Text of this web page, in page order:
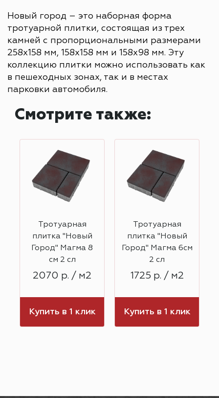
Новый город – это наборная форма
тротуарной плитки, состоящая из трех
камней с пропорциональными размерами
258х158 мм, 158х158 мм и 158х98 мм. Эту
коллекцию плитки можно использовать как
в пешеходных зонах, так и в местах
парковки автомобиля.
Смотрите также:
Тротуарная
плитка "Новый
Город" Магма 8
см 2 сл
2070 р. / м2
Купить в 1 клик
Тротуарная
плитка "Новый
Город" Магма 6см
2 сл
1725 р. / м2
Купить в 1 клик